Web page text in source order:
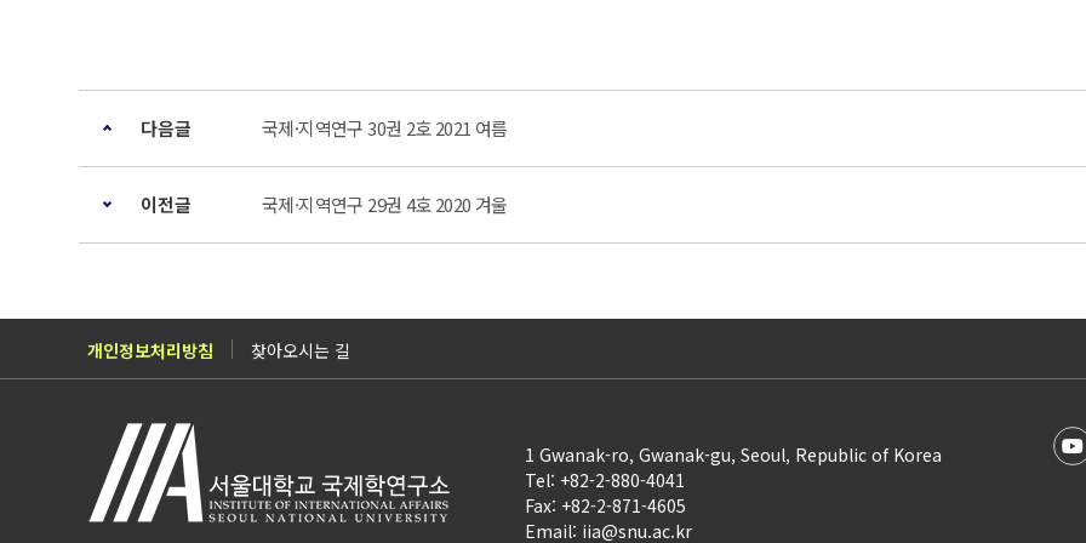
다음글 국제·지역연구 30권 2호 2021 여름
이전글 국제·지역연구 29권 4호 2020 겨울
개인정보처리방침 찾아오시는 길
1 Gwanak-ro, Gwanak-gu, Seoul, Republic of Korea
Tel: +82-2-880-4041
Fax: +82-2-871-4605
Email: iia@snu.ac.kr